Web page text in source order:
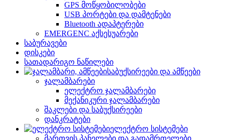
GPS მოწყობილობები
USB პორტები და დამტენები
Bluetooth ადაპტერები
EMERGENC აქსესუარები
საბურავები
დისკები
სათადარიგო ნაწილები
საბუქსირეები და ამწეები
ჯალამბარები
ელექტრო ჯალამბარები
მექანიკური ჯალამბარები
შაკლები და საბუქსირეები
დანკრატები
ელექტრო სისტემები
მართვის პანელები და გადამრთელები